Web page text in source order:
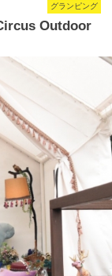
グランピング
Outdoor